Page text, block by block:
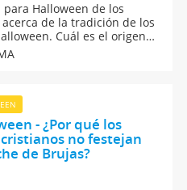
Halloween de los
de la tradición de los
Cuál es el origen
¿Por qué se disfrazan
fantasmas, momias,
- ¿Por qué los
no festejan
de Brujas?